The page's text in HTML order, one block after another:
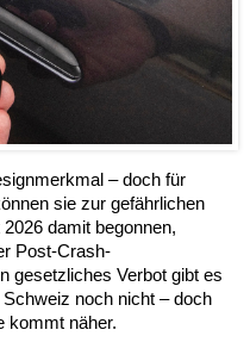
– doch für
sie zur gefährlichen
damit begonnen,
Post-Crash-
gesetzliches Verbot gibt es
noch nicht – doch
kommt näher.